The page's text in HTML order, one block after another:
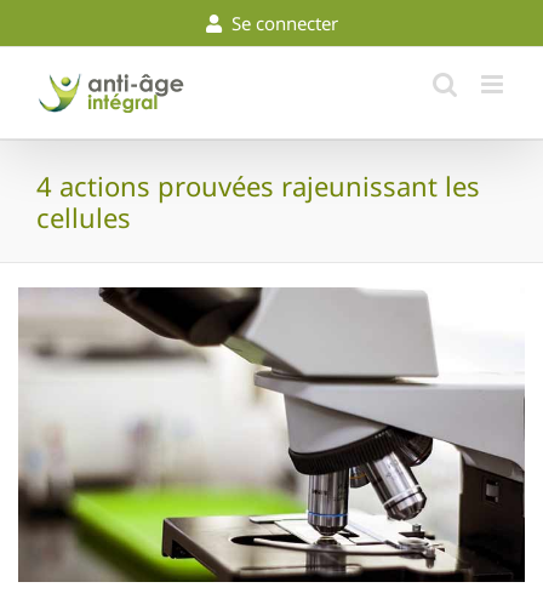
to
content
Se connecter
4 actions prouvées rajeunissant les
cellules